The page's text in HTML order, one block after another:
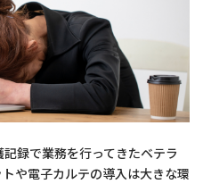
録で業務を行ってきたベテラ
や電子カルテの導入は大きな環